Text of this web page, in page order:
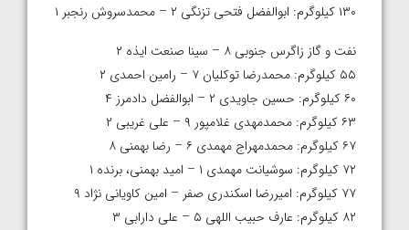
۱۳۰ کیلوگرم: ابوالفضل فتحی تزنگی ۲ – محمدسروش رنجبر ۱
نفت و گاز زاگرس جنوبی ۸ – سینا صنعت ایذه ۲
۵۵ کیلوگرم: محمدرضا توکلیان ۷ – رامین احمدی ۲
۶۰ کیلوگرم: حسین جاویدی ۲ – ابوالفضل دادمرز ۴
۶۳ کیلوگرم: محمدمهدی غلامپور ۹ – علی غریبی ۲
۶۷ کیلوگرم: محمدمهراج مهمدی ۶ – رضا بهمنی ۸
۷۲ کیلوگرم: سوشیانت مهمدی ۱ – امید بهمنی، برنده ۱
۷۷ کیلوگرم: امیررضا اسکندری صفر – امین کاویانی نژاد ۹
۸۲ کیلوگرم: عارف حبیب اللهی ۵ – علی دارابی ۳